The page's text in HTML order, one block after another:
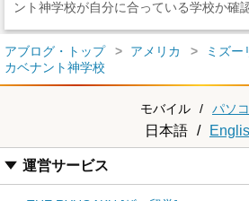
ント神学校が自分に合っている学校か確
アブログ・トップ アメリカ ミズー
カベナント神学校
モバイル / パソ
日本語 /
運営サービス